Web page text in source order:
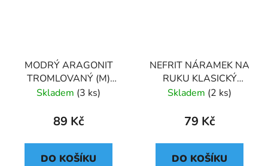
MODRÝ ARAGONIT
TROMLOVANÝ (M)
PÁKISTÁN
Skladem (3 ks)
89 Kč
DO KOŠÍKU
NEFRIT NÁRAMEK NA
RUKU KLASICKÝ
(UNISEX)
Skladem (2 ks)
79 Kč
DO KOŠÍKU